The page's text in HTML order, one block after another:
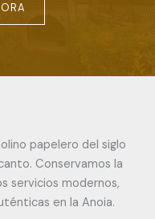
papelero del siglo
Conservamos la
servicios modernos,
en la Anoia.